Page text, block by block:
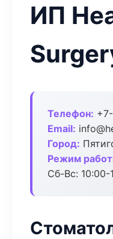
ИП
Телефон:
Email:
Город:
Режим
Сб-Вс: 10:00-